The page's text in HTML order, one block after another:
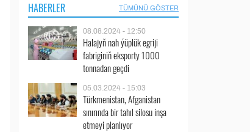
HABERLER TÜMÜNÜ GÖSTER
08.08.2024 - 12:50
Halajyň nah ýüplük egriji
fabriginiň eksporty 1000
tonnadan geçdi
05.03.2024 - 15:03
Türkmenistan, Afganistan
sınırında bir tahıl silosu inşa
etmeyi planlıyor